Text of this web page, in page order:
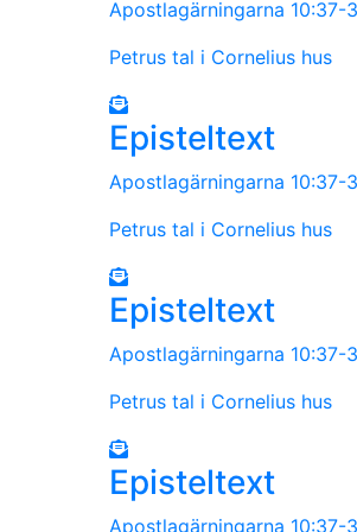
Apostlagärningarna 10:37-
Petrus tal i Cornelius hus
Episteltext
Apostlagärningarna 10:37-
Petrus tal i Cornelius hus
Episteltext
Apostlagärningarna 10:37-
Petrus tal i Cornelius hus
Episteltext
Apostlagärningarna 10:37-